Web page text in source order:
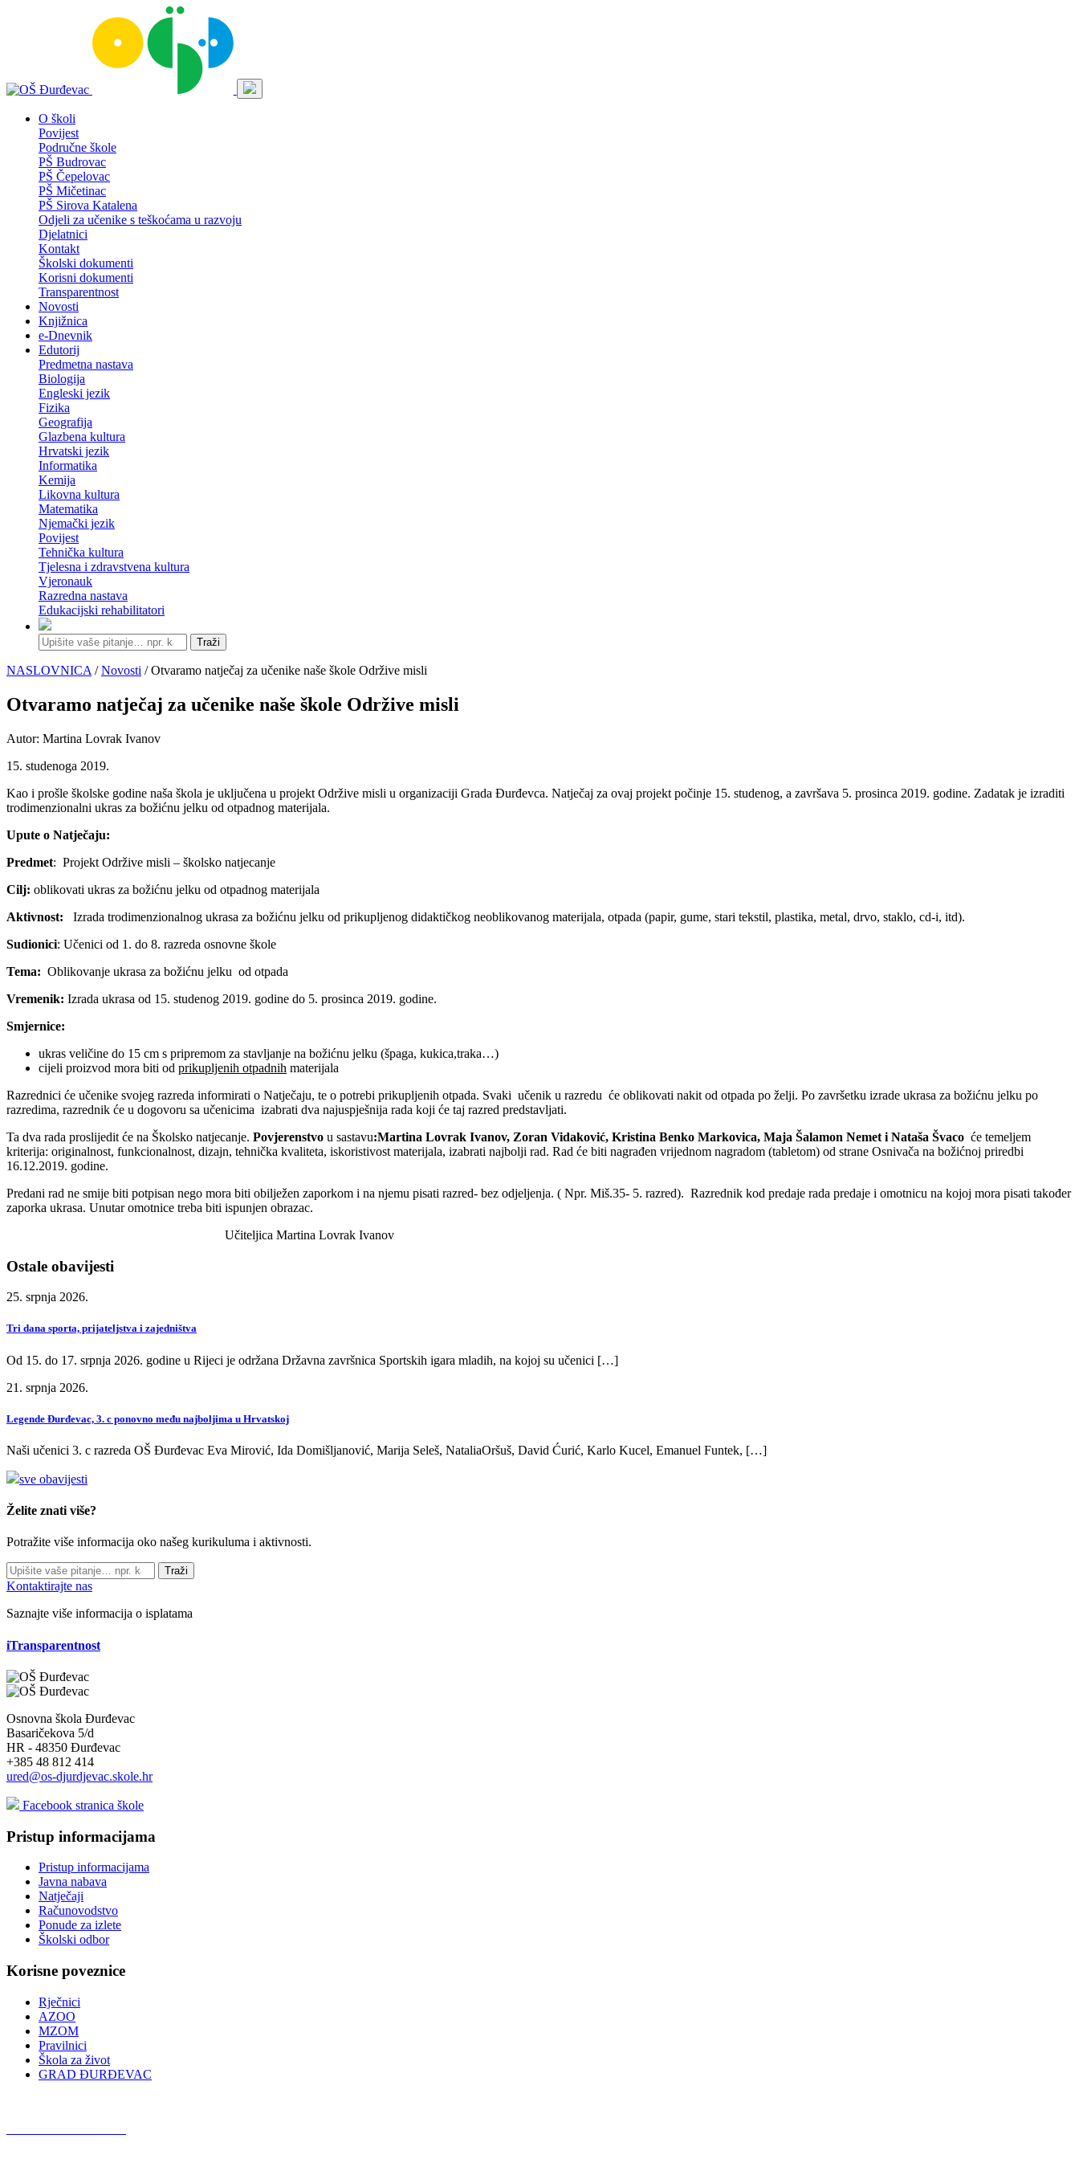
O školi
Povijest
Područne škole
PŠ Budrovac
PŠ Čepelovac
PŠ Mičetinac
PŠ Sirova Katalena
Odjeli za učenike s teškoćama u razvoju
Djelatnici
Kontakt
Školski dokumenti
Korisni dokumenti
Transparentnost
Novosti
Knjižnica
e-Dnevnik
Edutorij
Predmetna nastava
Biologija
Engleski jezik
Fizika
Geografija
Glazbena kultura
Hrvatski jezik
Informatika
Kemija
Likovna kultura
Matematika
Njemački jezik
Povijest
Tehnička kultura
Tjelesna i zdravstvena kultura
Vjeronauk
Razredna nastava
Edukacijski rehabilitatori
Traži
NASLOVNICA /Novosti / Otvaramo natječaj za učenike naše škole Održive misli
Otvaramo natječaj za učenike naše škole Održive misli
Autor: Martina Lovrak Ivanov
15. studenoga 2019.
Kao i prošle školske godine naša škola je uključena u projekt Održive misli u organizaciji Grada Đurđevca. Natječaj za ovaj projekt počinje 15. studenog, a završava 5. prosinca 2019. godine. Zadatak je izraditi
trodimenzionalni ukras za božićnu jelku od otpadnog materijala.
Upute o Natječaju:
Predmet: Projekt Održive misli – školsko natjecanje
Cilj: oblikovati ukras za božićnu jelku od otpadnog materijala
Aktivnost: Izrada trodimenzionalnog ukrasa za božićnu jelku od prikupljenog didaktičkog neoblikovanog materijala, otpada (papir, gume, stari tekstil, plastika, metal, drvo, staklo, cd-i, itd).
Sudionici: Učenici od 1. do 8. razreda osnovne škole
Tema: Oblikovanje ukrasa za božićnu jelku od otpada
Vremenik: Izrada ukrasa od 15. studenog 2019. godine do 5. prosinca 2019. godine.
Smjernice:
ukras veličine do 15 cm s pripremom za stavljanje na božićnu jelku (špaga, kukica,traka…)
cijeli proizvod mora biti od prikupljenih otpadnih materijala
Razrednici će učenike svojeg razreda informirati o Natječaju, te o potrebi prikupljenih otpada. Svaki učenik u razredu će oblikovati nakit od otpada po želji. Po završetku izrade ukrasa za božićnu jelku po
razredima, razrednik će u dogovoru sa učenicima izabrati dva najuspješnija rada koji će taj razred predstavljati.
Ta dva rada proslijedit će na Školsko natjecanje. Povjerenstvo u sastavu:Martina Lovrak Ivanov, Zoran Vidaković, Kristina Benko Markovica, Maja Šalamon Nemet i Nataša Švaco će temeljem
kriterija: originalnost, funkcionalnost, dizajn, tehnička kvaliteta, iskoristivost materijala, izabrati najbolji rad. Rad će biti nagrađen vrijednom nagradom (tabletom) od strane Osnivača na božićnoj priredbi
16.12.2019. godine.
Predani rad ne smije biti potpisan nego mora biti obilježen zaporkom i na njemu pisati razred- bez odjeljenja. ( Npr. Miš.35- 5. razred). Razrednik kod predaje rada predaje i omotnicu na kojoj mora pisati također
zaporka ukrasa. Unutar omotnice treba biti ispunjen obrazac.
Učiteljica Martina Lovrak Ivanov
Ostale obavijesti
25. srpnja 2026.
Tri dana sporta, prijateljstva i zajedništva
Od 15. do 17. srpnja 2026. godine u Rijeci je održana Državna završnica Sportskih igara mladih, na kojoj su učenici […]
21. srpnja 2026.
Legende Đurđevac, 3. c ponovno među najboljima u Hrvatskoj
Naši učenici 3. c razreda OŠ Đurđevac Eva Mirović, Ida Domišljanović, Marija Seleš, NataliaOršuš, David Ćurić, Karlo Kucel, Emanuel Funtek, […]
sve obavijesti
Želite znati više?
Potražite više informacija oko našeg kurikuluma i aktivnosti.
Traži
Kontaktirajte nas
Saznajte više informacija o isplatama
iTransparentnost
Osnovna škola Đurđevac
Basaričekova 5/d
HR - 48350 Đurđevac
+385 48 812 414
ured@os-djurdjevac.skole.hr
Facebook stranica škole
Pristup informacijama
Pristup informacijama
Javna nabava
Natječaji
Računovodstvo
Ponude za izlete
Školski odbor
Korisne poveznice
Rječnici
AZOO
MZOM
Pravilnici
Škola za život
GRAD ĐURĐEVAC